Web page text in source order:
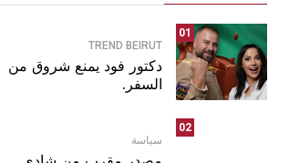
01
TREND BEIRUT
دكتور فود يمنع شروق من
السفر.
02
سياسة